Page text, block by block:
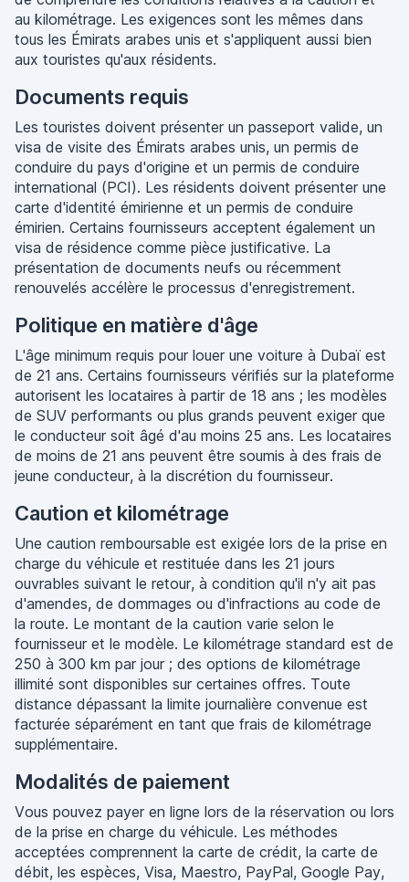
au kilométrage. Les exigences sont les mêmes dans
tous les Émirats arabes unis et s'appliquent aussi bien
aux touristes qu'aux résidents.
Documents requis
Les touristes doivent présenter un passeport valide, un
visa de visite des Émirats arabes unis, un permis de
conduire du pays d'origine et un permis de conduire
international (PCI). Les résidents doivent présenter une
carte d'identité émirienne et un permis de conduire
émirien. Certains fournisseurs acceptent également un
visa de résidence comme pièce justificative. La
présentation de documents neufs ou récemment
renouvelés accélère le processus d'enregistrement.
Politique en matière d'âge
L'âge minimum requis pour louer une voiture à Dubaï est
de 21 ans. Certains fournisseurs vérifiés sur la plateforme
autorisent les locataires à partir de 18 ans ; les modèles
de SUV performants ou plus grands peuvent exiger que
le conducteur soit âgé d'au moins 25 ans. Les locataires
de moins de 21 ans peuvent être soumis à des frais de
jeune conducteur, à la discrétion du fournisseur.
Caution et kilométrage
Une caution remboursable est exigée lors de la prise en
charge du véhicule et restituée dans les 21 jours
ouvrables suivant le retour, à condition qu'il n'y ait pas
d'amendes, de dommages ou d'infractions au code de
la route. Le montant de la caution varie selon le
fournisseur et le modèle. Le kilométrage standard est de
250 à 300 km par jour ; des options de kilométrage
illimité sont disponibles sur certaines offres. Toute
distance dépassant la limite journalière convenue est
facturée séparément en tant que frais de kilométrage
supplémentaire.
Modalités de paiement
Vous pouvez payer en ligne lors de la réservation ou lors
de la prise en charge du véhicule. Les méthodes
acceptées comprennent la carte de crédit, la carte de
débit, les espèces, Visa, Maestro, PayPal, Google Pay,